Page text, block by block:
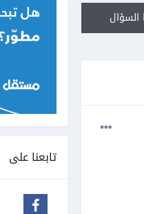
تابعنا على